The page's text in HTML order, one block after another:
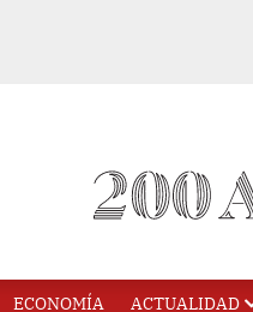
ECONOMÍA ACTUALIDAD